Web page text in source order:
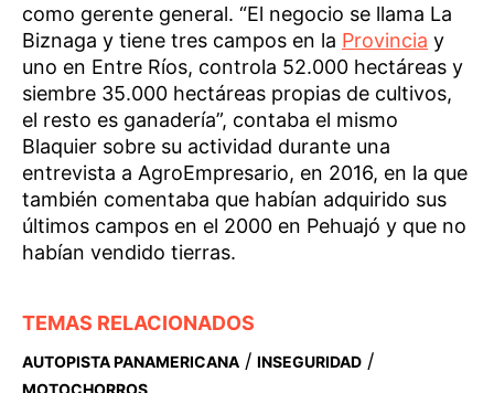
como gerente general. “El negocio se llama La
Biznaga y tiene tres campos en la Provincia y
uno en Entre Ríos, controla 52.000 hectáreas y
siembre 35.000 hectáreas propias de cultivos,
el resto es ganadería”, contaba el mismo
Blaquier sobre su actividad durante una
entrevista a AgroEmpresario, en 2016, en la que
también comentaba que habían adquirido sus
últimos campos en el 2000 en Pehuajó y que no
habían vendido tierras.
TEMAS RELACIONADOS
AUTOPISTA PANAMERICANA / INSEGURIDAD /
MOTOCHORROS